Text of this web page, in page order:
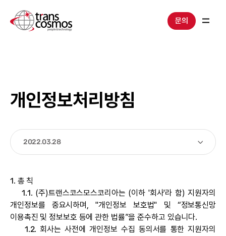
문의
개인정보처리방침
2022.03.28
1. 총 칙
1.1. (주)트랜스코스모스코리아는 (이하 '회사'라 함) 지원자의
개인정보를 중요시하며, "개인정보 보호법" 및 “정보통신망
이용촉진 및 정보보호 등에 관한 법률”을 준수하고 있습니다.
1.2. 회사는 사전에 개인정보 수집 동의서를 통한 지원자의